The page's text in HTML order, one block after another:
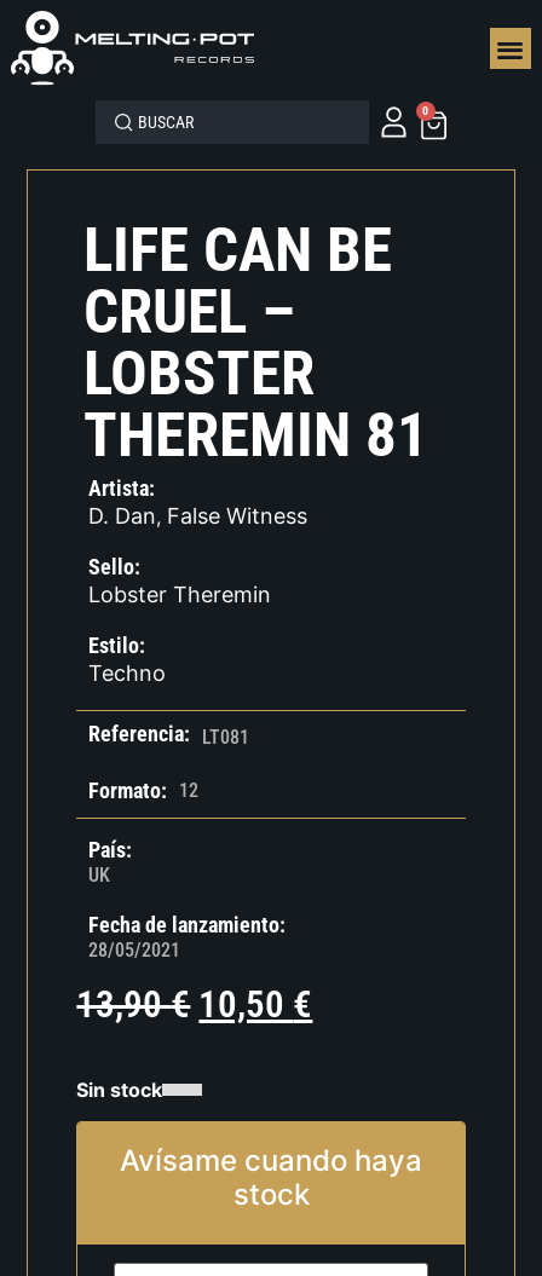
0
LIFE CAN BE
CRUEL –
LOBSTER
THEREMIN 81
Artista:
D. Dan, False Witness
Sello:
Lobster Theremin
Estilo:
Techno
Referencia: LT081
Formato: 12
País:
UK
Fecha de lanzamiento:
28/05/2021
13,90€ 10,50 €
Sin stock
Avísame cuando haya
stock